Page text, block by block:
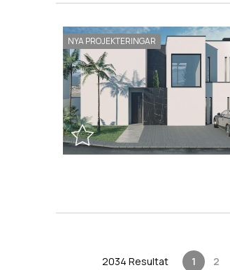
NYA PROJEKTERINGAR
2034 Resultat 1 2